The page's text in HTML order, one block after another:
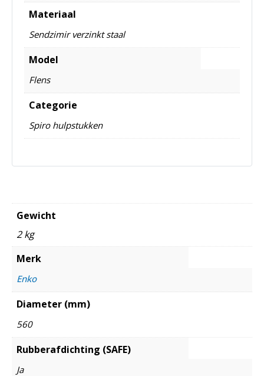
Materiaal
Sendzimir verzinkt staal
Model
Flens
Categorie
Spiro hulpstukken
Gewicht
2 kg
Merk
Enko
Diameter (mm)
560
Rubberafdichting (SAFE)
Ja